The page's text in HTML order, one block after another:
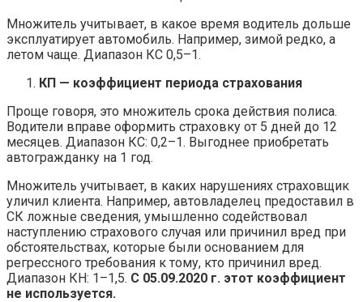
Множитель учитывает, в какое время водитель дольше
эксплуатирует автомобиль. Например, зимой редко, а
летом чаще. Диапазон КС 0,5–1.
КП — коэффициент периода страхования
Проще говоря, это множитель срока действия полиса.
Водители вправе оформить страховку от 5 дней до 12
месяцев. Диапазон КС: 0,2–1. Выгоднее приобретать
автогражданку на 1 год.
Множитель учитывает, в каких нарушениях страховщик
уличил клиента. Например, автовладелец предоставил в
СК ложные сведения, умышленно содействовал
наступлению страхового случая или причинил вред при
обстоятельствах, которые были основанием для
регрессного требования к тому, кто причинил вред.
Диапазон КН: 1–1,5. С 05.09.2020 г. этот коэффициент
не используется.